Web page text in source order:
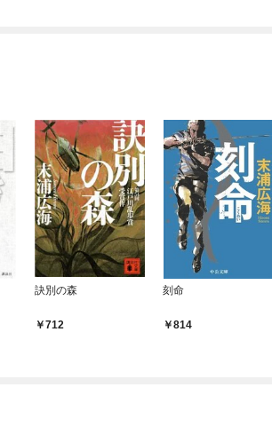
訣別の森
712
刻命
814